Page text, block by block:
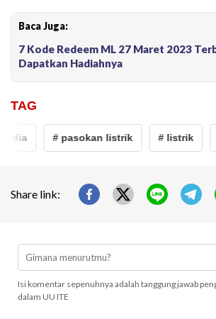
Baca Juga:
7 Kode Redeem ML 27 Maret 2023
Dapatkan Hadiahnya
TAG
# pasokan listrik # listrik
Share link:
Isi komentar sepenuhnya adalah tanggung jawab
dalam UU ITE